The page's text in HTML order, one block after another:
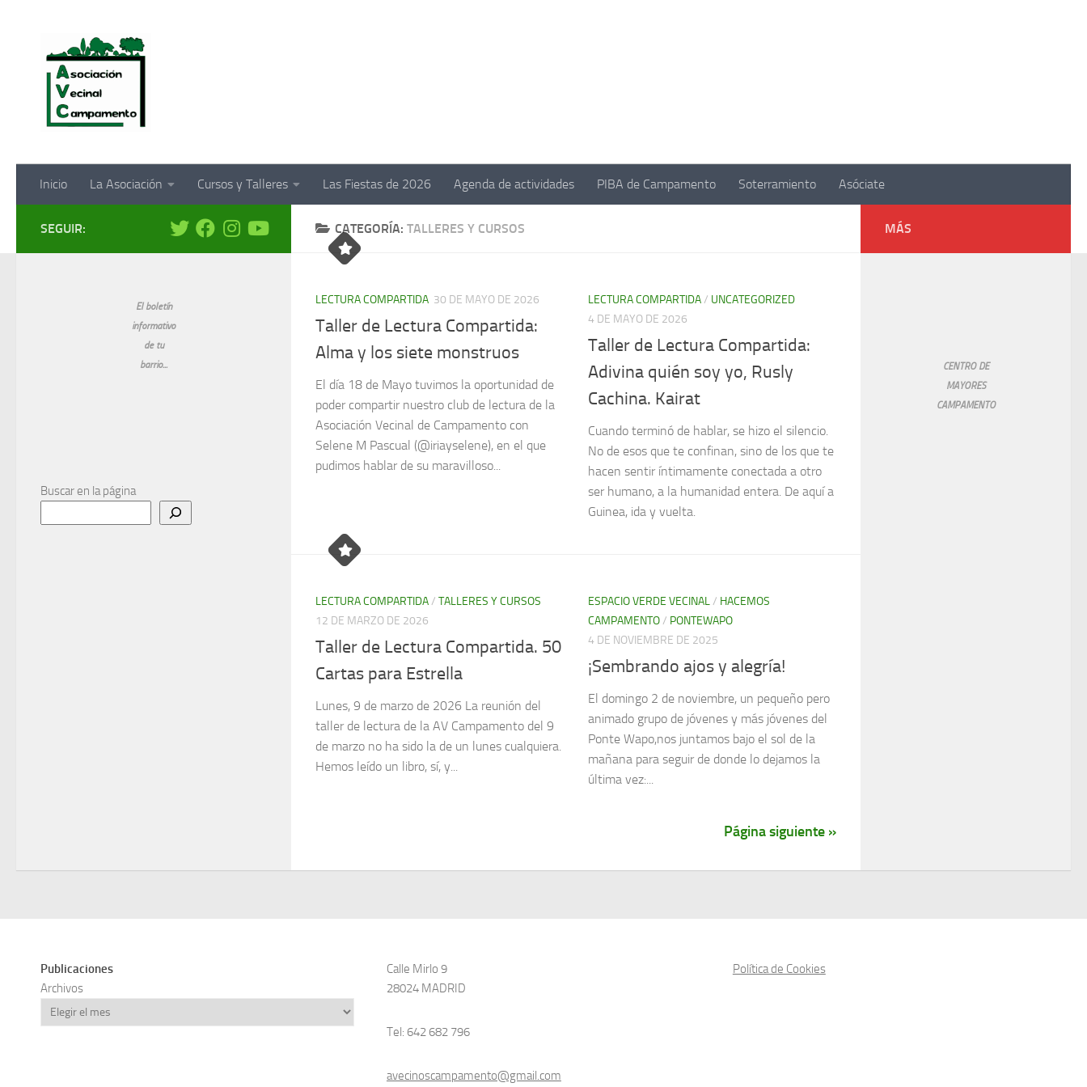
Inicio La Asociación Cursos y Talleres Las Fiestas de 2026 Agenda de actividades PIBA de Campamento Soterramiento Asóciate
CATEGORÍA: TALLERES Y CURSOS
LECTURA COMPARTIDA 30 DE MAYO DE 2026
Taller de Lectura Compartida:
Alma y los siete monstruos
El día 18 de Mayo tuvimos la oportunidad de
poder compartir nuestro club de lectura de la
Asociación Vecinal de Campamento con
Selene M Pascual (@iriayselene), en el que
pudimos hablar de su maravilloso...
LECTURA COMPARTIDA/ UNCATEGORIZED
4 DE MAYO DE 2026
Taller de Lectura Compartida:
Adivina quién soy yo, Rusly
Cachina. Kairat
Cuando terminó de hablar, se hizo el silencio.
No de esos que te confinan, sino de los que te
hacen sentir íntimamente conectada a otro
ser humano, a la humanidad entera. De aquí a
Guinea, ida y vuelta.
LECTURA COMPARTIDA/ TALLERES Y CURSOS
12 DE MARZO DE 2026
Taller de Lectura Compartida. 50
Cartas para Estrella
Lunes, 9 de marzo de 2026 La reunión del
taller de lectura de la AV Campamento del 9
de marzo no ha sido la de un lunes cualquiera.
Hemos leído un libro, sí, y...
ESPACIO VERDE VECINAL/ HACEMOS
CAMPAMENTO/ PONTEWAPO
4 DE NOVIEMBRE DE 2025
¡Sembrando ajos y alegría!
El domingo 2 de noviembre, un pequeño pero
animado grupo de jóvenes y más jóvenes del
Ponte Wapo,nos juntamos bajo el sol de la
mañana para seguir de donde lo dejamos la
última vez:...
Página siguiente »
SEGUIR:
El boletín
informativo
de tu
barrio...
Buscar en la página
MÁS
CENTRO DE
MAYORES
CAMPAMENTO
Publicaciones
Archivos
Calle Mirlo 9
28024 MADRID
Tel: 642 682 796
avecinoscampamento@gmail.com
Política de Cookies